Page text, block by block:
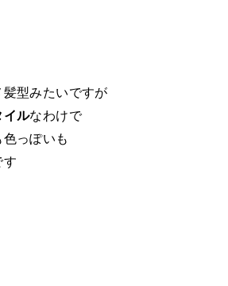
型みたいですが
イルなわけで
っぽいも
す